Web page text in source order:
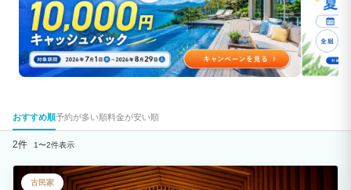
おすすめ順予約が多い順料金が安い順
2件 1〜2件表示
古民家